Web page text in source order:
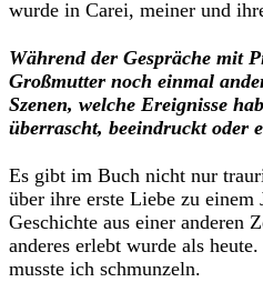
wurde in Carei, meiner und
Während der Gespräche mit
Großmutter noch einmal
Szenen, welche Ereignisse
überrascht, beeindruckt oder
Es gibt im Buch nicht nur
über ihre erste Liebe zu einem
Geschichte aus einer anderen
anderes erlebt wurde als
musste ich schmunzeln.